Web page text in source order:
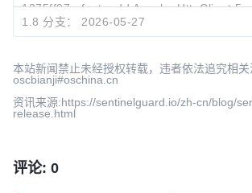
1375ff97
feat: add Apache HttpClient
1.8 分支： 2026-05-27
本站新闻禁止未经授权转载，违者依法追究相
oscbianji#oschina.cn
资讯来源:https://sentinelguard.io/zh-cn/blog/
release.html
评论: 0